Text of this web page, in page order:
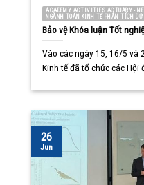
ACADEMY ACTIVITIES ACTUARY -
NGÀNH TOÁN KINH TẾ PHÂN TÍCH
Bảo vệ Khóa luận Tốt
Vào các ngày 15, 16/5 và
Kinh tế đã tổ chức các Hội
26
Jun